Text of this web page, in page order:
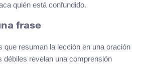
quién está confundido.
frase
que resuman la lección en una oración
débiles revelan una comprensión